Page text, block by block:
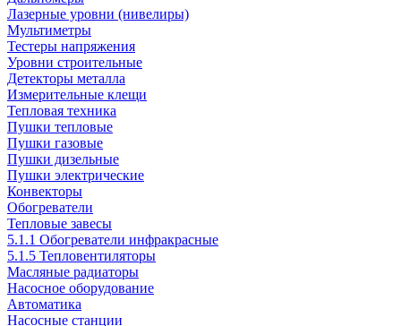
Лазерные уровни (нивелиры)
Мультиметры
Тестеры напряжения
Уровни строительные
Детекторы металла
Измерительные клещи
Тепловая техника
Пушки тепловые
Пушки газовые
Пушки дизельные
Пушки электрические
Конвекторы
Обогреватели
Тепловые завесы
5.1.1 Обогреватели инфракрасные
5.1.5 Тепловентиляторы
Масляные радиаторы
Насосное оборудование
Автоматика
Насосные станции